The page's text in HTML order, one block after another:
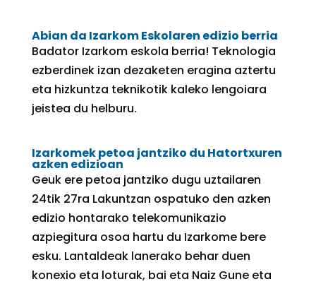
Abian da Izarkom Eskolaren edizio berria
Badator Izarkom eskola berria! Teknologia
ezberdinek izan dezaketen eragina aztertu
eta hizkuntza teknikotik kaleko lengoiara
jeistea du helburu.
Izarkomek petoa jantziko du Hatortxuren
azken edizioan
Geuk ere petoa jantziko dugu uztailaren
24tik 27ra Lakuntzan ospatuko den azken
edizio hontarako telekomunikazio
azpiegitura osoa hartu du Izarkome bere
esku. Lantaldeak lanerako behar duen
konexio eta loturak, bai eta Naiz Gune eta